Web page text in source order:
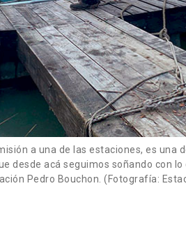
a una de las estaciones, es una
desde acá seguimos soñando con
Pedro Bouchon. (Fotografía: